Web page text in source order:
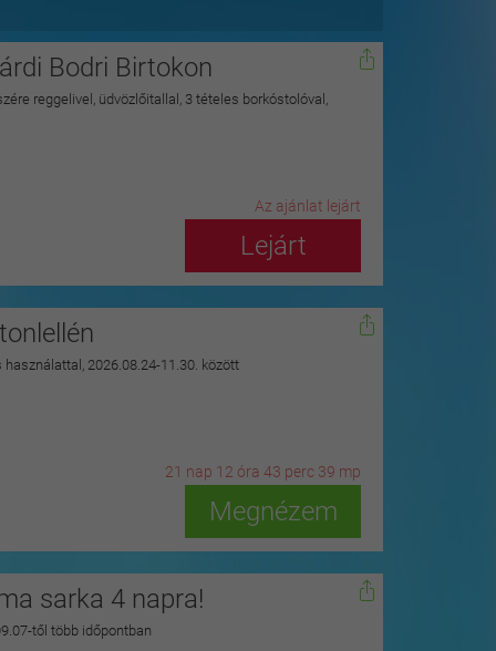
Bodri Birtokon
reggelivel, üdvözlőitallal, 3 tételes borkóstolóval,
Az ajánlat lejárt
Lejárt
2026.08.24-11.30. között
21 nap 12 óra 43 perc 37 mp
Megnézem
sarka 4 napra!
től több időpontban